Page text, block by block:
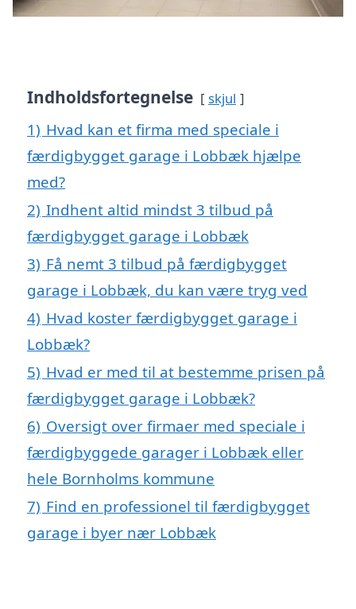
Indholdsfortegnelse skjul
1) Hvad kan et firma med speciale i
færdigbygget garage i Lobbæk hjælpe
med?
2) Indhent altid mindst 3 tilbud på
færdigbygget garage i Lobbæk
3) Få nemt 3 tilbud på færdigbygget
garage i Lobbæk, du kan være tryg ved
4) Hvad koster færdigbygget garage i
Lobbæk?
5) Hvad er med til at bestemme prisen på
færdigbygget garage i Lobbæk?
6) Oversigt over firmaer med speciale i
færdigbyggede garager i Lobbæk eller
hele Bornholms kommune
7) Find en professionel til færdigbygget
garage i byer nær Lobbæk